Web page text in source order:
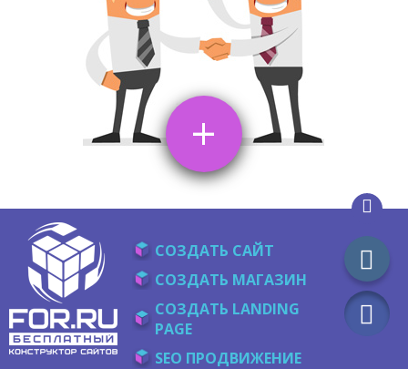
+
СОЗДАТЬ САЙТ
СОЗДАТЬ МАГАЗИН
СОЗДАТЬ LANDING
PAGE
SEO ПРОДВИЖЕНИЕ